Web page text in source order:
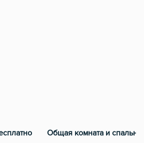
Общая комната и спальня